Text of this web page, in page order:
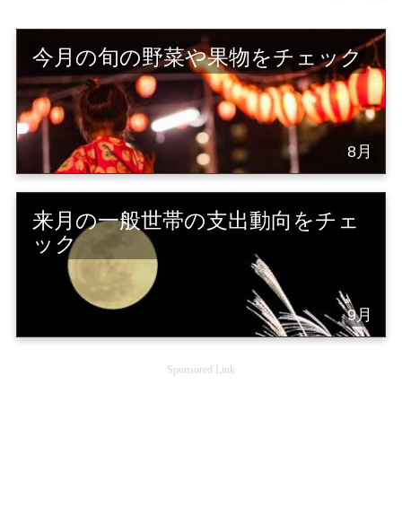
今月の旬の野菜や果物をチェック
8月
来月の一般世帯の支出動向をチェ
ック
9月
Sponsored Link